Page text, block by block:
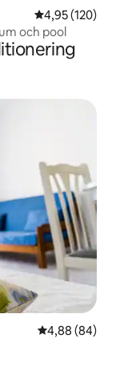
4,95 av 5 i
4,95 (120)
och pool
4,88 av 5 i
4,88 (84)